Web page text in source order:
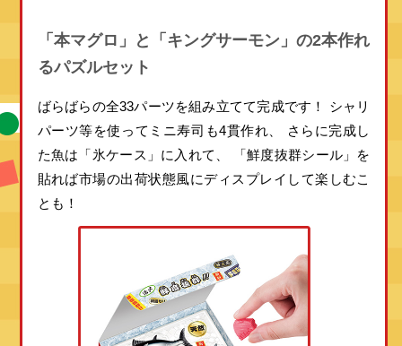
「本マグロ」と「キングサーモン」の2本作れ
るパズルセット
ばらばらの全33パーツを組み立てて完成です！
シャリ
パーツ等を使ってミニ寿司も4貫作れ、
さらに完成し
た魚は「氷ケース」に入れて、
「鮮度抜群シール」を
貼れば市場の出荷状態風にディスプレイして楽しむこ
とも！